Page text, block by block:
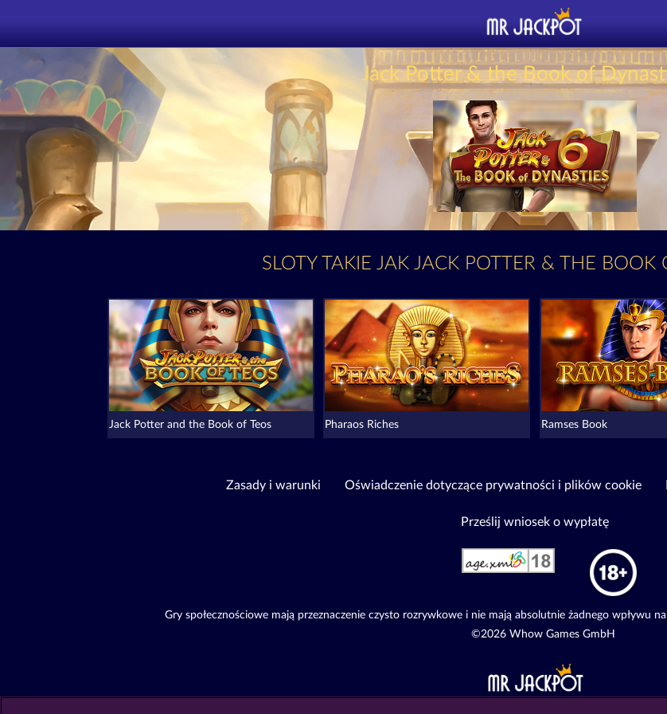
Jack Potter & the Book of
SLOTY TAKIE JAK JACK POTTER & THE BOOK
Jack Potter and the Book of Teos Pharaos Riches Ramses Book
Zasady i warunki Oświadczenie dotyczące prywatności i plików cookie
Prześlij wniosek o wypłatę
Gry społecznościowe mają przeznaczenie czysto rozrywkowe i nie mają absolutnie żadnego wpływu
©2026 Whow Games GmbH